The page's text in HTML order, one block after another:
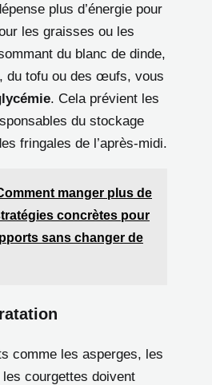
plus d’énergie pour
les graisses ou les
du blanc de dinde,
du tofu ou des œufs, vous
. Cela prévient les
du stockage
fringales de l’après-midi.
manger plus de
concrètes pour
sans changer de
comme les asperges, les
courgettes doivent